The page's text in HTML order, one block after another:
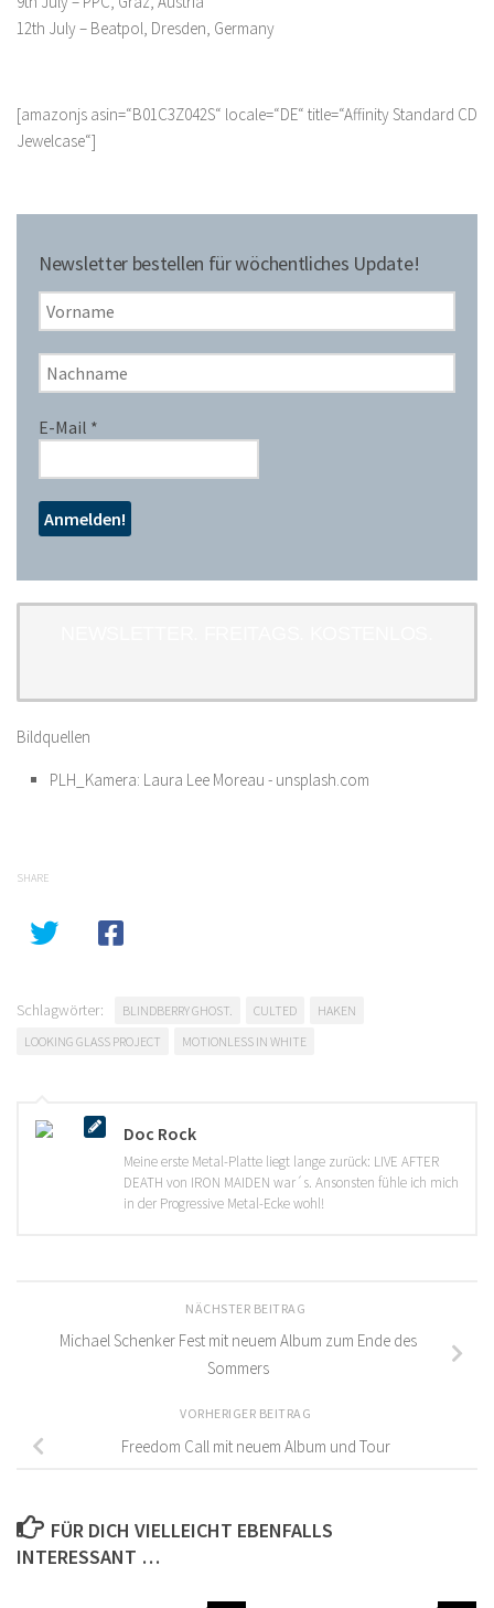
12th July – Beatpol, Dresden, Germany
[amazonjs asin=“B01C3Z042S“ locale=“DE“ title=“Affinity Standard CD
Jewelcase“]
Newsletter bestellen für wöchentliches Update!
E-Mail *
Bildquellen
PLH_Kamera: Laura Lee Moreau - unsplash.com
SHARE
Schlagwörter: BLINDBERRY GHOST. CULTED
HAKEN
LOOKING GLASS PROJECT
MOTIONLESS IN WHITE
Doc Rock
Meine erste Metal-Platte liegt lange zurück: LIVE AFTER
DEATH von IRON MAIDEN war´s. Ansonsten fühle ich mich
in der Progressive Metal-Ecke wohl!
NÄCHSTER BEITRAG
Michael Schenker Fest mit neuem Album zum Ende des
Sommers
VORHERIGER BEITRAG
Freedom Call mit neuem Album und Tour
FÜR DICH VIELLEICHT EBENFALLS
INTERESSANT …